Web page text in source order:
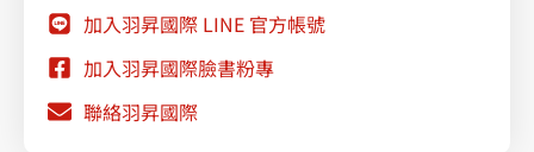
加入羽昇國際 LINE 官方帳號
加入羽昇國際臉書粉專
聯絡羽昇國際